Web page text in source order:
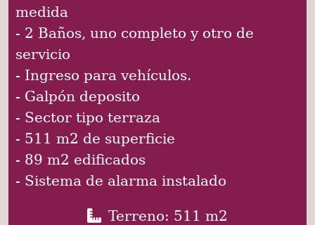
medida
- 2 Baños, uno completo y otro de
servicio
- Ingreso para vehículos.
- Galpón deposito
- Sector tipo terraza
- 511 m2 de superficie
- 89 m2 edificados
- Sistema de alarma instalado
Terreno: 511 m2